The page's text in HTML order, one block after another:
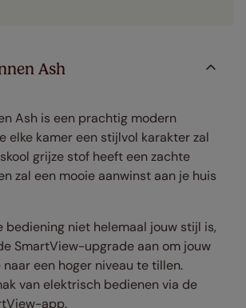
Ash
Ash is een prachtig modern
elke kamer een stijlvol karakter zal
grijze stof heeft een zachte
zal een mooie aanwinst aan je huis
niet helemaal jouw stijl is,
SmartView-upgrade aan om jouw
een hoger niveau te tillen.
van elektrisch bedienen via de
app.